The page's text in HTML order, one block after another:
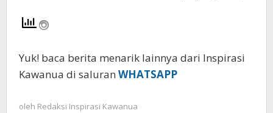
Yuk! baca berita menarik lainnya dari Inspirasi
Kawanua di saluran WHATSAPP
oleh Redaksi Inspirasi Kawanua